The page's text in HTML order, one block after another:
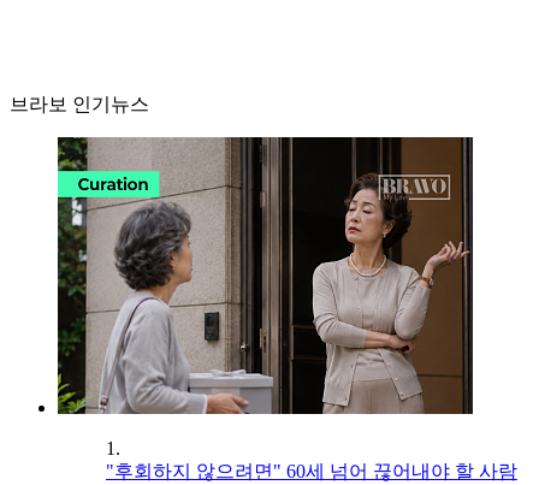
브라보 인기뉴스
1.
"후회하지 않으려면" 60세 넘어 끊어내야 할 사람